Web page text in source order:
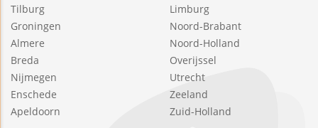
Tilburg
Groningen
Almere
Breda
Nijmegen
Enschede
Apeldoorn
Limburg
Noord-Brabant
Noord-Holland
Overijssel
Utrecht
Zeeland
Zuid-Holland